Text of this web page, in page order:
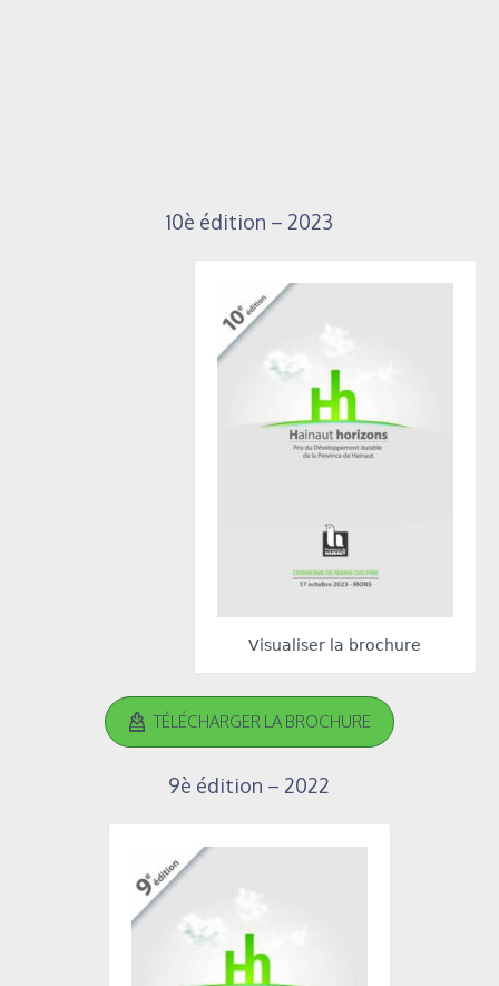
10è édition – 2023
Visualiser la brochure
TÉLÉCHARGER LA BROCHURE
9è édition – 2022